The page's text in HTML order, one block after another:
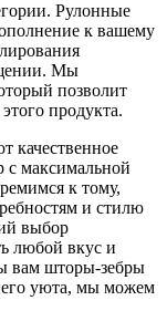
Рулонные
к вашему
Мы
позволит
продукта.
качественное
с максимальной
к тому,
и стилю
выбор
любой вкус и
вам шторы-зебры
уюта, мы можем